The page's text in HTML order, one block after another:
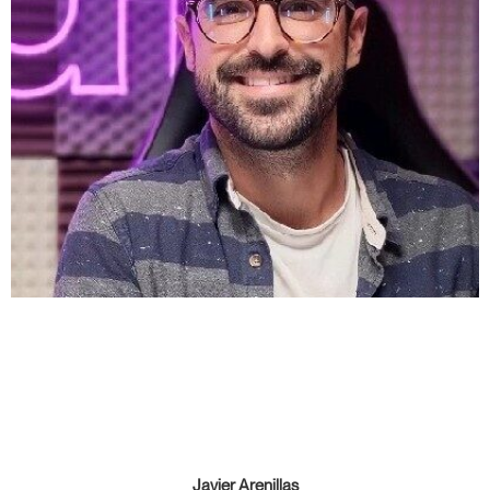
Javier Arenillas